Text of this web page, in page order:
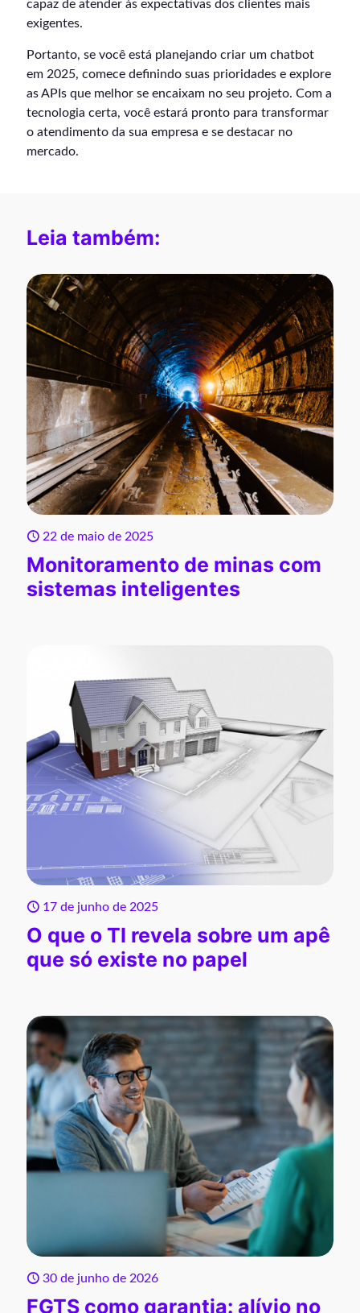
capaz de atender às expectativas dos clientes mais
exigentes.
Portanto, se você está planejando criar um chatbot
em 2025, comece definindo suas prioridades e explore
as APIs que melhor se encaixam no seu projeto. Com a
tecnologia certa, você estará pronto para transformar
o atendimento da sua empresa e se destacar no
mercado.
Leia também:
22 de maio de 2025
Monitoramento de minas com
sistemas inteligentes
17 de junho de 2025
O que o TI revela sobre um apê
que só existe no papel
30 de junho de 2026
FGTS como garantia: alívio no